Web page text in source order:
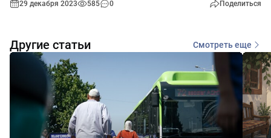
29 декабря 2023 585 0 Поделиться
Другие статьи Смотреть еще